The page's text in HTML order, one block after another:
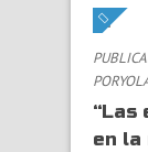
“Las
en la